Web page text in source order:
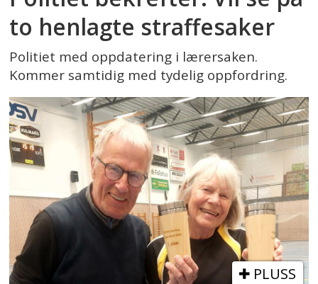
to henlagte straffesaker
Politiet med oppdatering i lærersaken.
Kommer samtidig med tydelig oppfordring.
PLUSS